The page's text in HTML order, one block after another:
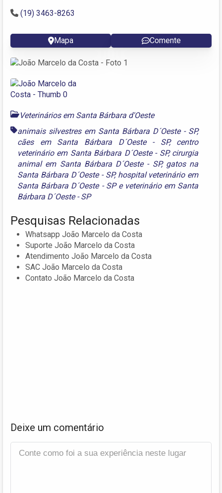
(19) 3463-8263
Mapa Comente
Veterinários em Santa Bárbara d'Oeste
animais silvestres em Santa Bárbara D´Oeste - SP,
cães em Santa Bárbara D´Oeste - SP, centro
veterinário em Santa Bárbara D´Oeste - SP, cirurgia
animal em Santa Bárbara D´Oeste - SP, gatos na
Santa Bárbara D´Oeste - SP, hospital veterinário em
Santa Bárbara D´Oeste - SPe veterinário em Santa
Bárbara D´Oeste - SP
Pesquisas Relacionadas
Whatsapp João Marcelo da Costa
Suporte João Marcelo da Costa
Atendimento João Marcelo da Costa
SAC João Marcelo da Costa
Contato João Marcelo da Costa
Deixe um comentário